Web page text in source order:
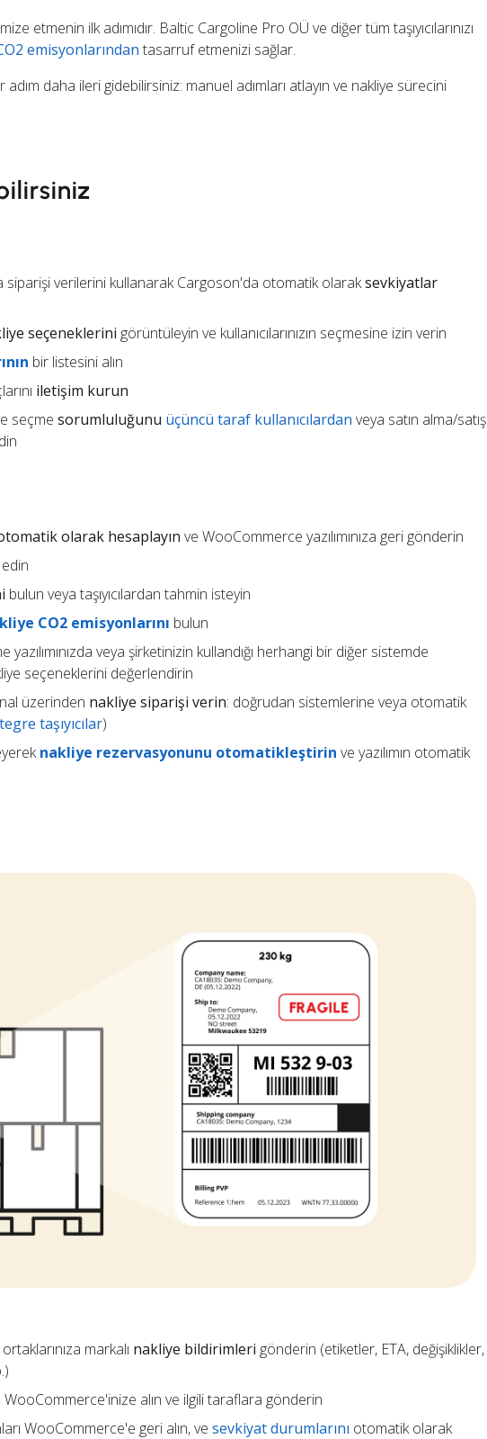
etmenin ilk adımıdır. Baltic Cargoline Pro OÜ ve diğer tüm taşıyıcılarınızı
emisyonlarından tasarruf etmenizi sağlar.
daha ileri gidebilirsiniz: manuel adımları atlayın ve nakliye sürecini
siparişi verilerini kullanarak Cargoson'da otomatik olaraksevkiyatlar
seçeneklerini görüntüleyin ve kullanıcılarınızın seçmesine izin verin
bir listesini alın
iletişim kurun
seçme sorumluluğunu üçüncü taraf kullanıcılardan veya satın alma/satış
olarak hesaplayın ve WooCommerce yazılımınıza geri gönderin
bulun veya taşıyıcılardan tahmin isteyin
CO2 emisyonlarını bulun
veya şirketinizin kullandığı herhangi bir diğer sistemde
seçeneklerini değerlendirin
üzerinden nakliye siparişi verin: doğrudan sistemlerine veya otomatik
taşıyıcılar)
nakliye rezervasyonunu otomatikleştirin ve yazılımın otomatik
markalı nakliye bildirimleri gönderin (etiketler, ETA, değişiklikler,
WooCommerce'inize alın ve ilgili taraflara gönderin
WooCommerce'e geri alın, ve sevkiyat durumlarını otomatik olarak